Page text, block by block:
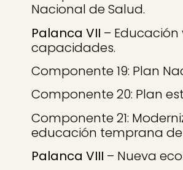
Nacional de Salud.
Palanca VII –
capacidades.
Componente 19: Plan
Componente 20: Plan
Componente 21:
educación temprana de
Palanca VIII – Nueva